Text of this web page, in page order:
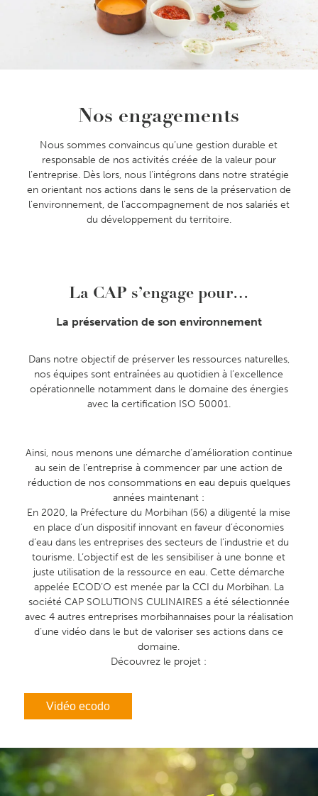
Nos engagements
Nous sommes convaincus qu’une gestion durable et
responsable de nos activités créée de la valeur pour
l’entreprise. Dès lors, nous l’intégrons dans notre stratégie
en orientant nos actions dans le sens de la préservation de
l’environnement, de l’accompagnement de nos salariés et
du développement du territoire.
La CAP s’engage pour…
La préservation de son environnement
Dans notre objectif de préserver les ressources naturelles,
nos équipes sont entraînées au quotidien à l’excellence
opérationnelle notamment dans le domaine des énergies
avec la certification ISO 50001.
Ainsi, nous menons une démarche d’amélioration continue
au sein de l’entreprise à commencer par une action de
réduction de nos consommations en eau depuis quelques
années maintenant :
En 2020, la Préfecture du Morbihan (56) a diligenté la mise
en place d’un dispositif innovant en faveur d’économies
d’eau dans les entreprises des secteurs de l’industrie et du
tourisme. L’objectif est de les sensibiliser à une bonne et
juste utilisation de la ressource en eau. Cette démarche
appelée ECOD’O est menée par la CCI du Morbihan. La
société CAP SOLUTIONS CULINAIRES a été sélectionnée
avec 4 autres entreprises morbihannaises pour la réalisation
d’une vidéo dans le but de valoriser ses actions dans ce
domaine.
Découvrez le projet :
Vidéo ecodo